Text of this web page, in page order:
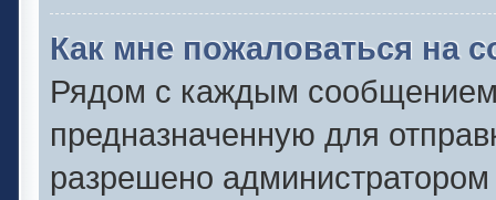
Как мне пожаловаться на
Рядом с каждым сообщением
предназначенную для
разрешено